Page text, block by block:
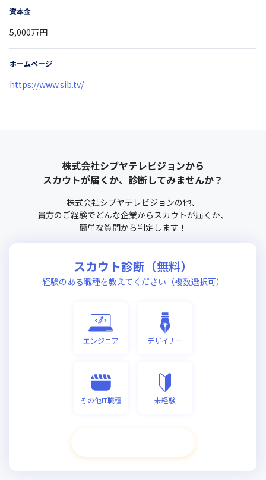
資本金
5,000万円
ホームページ
https://www.sib.tv/
株式会社シブヤテレビジョンから
スカウトが届くか、診断してみませんか？
株式会社シブヤテレビジョンの他、
貴方のご経験でどんな企業からスカウトが届くか、
簡単な質問から判定します！
スカウト診断（無料）
経験のある職種を教えてください（複数選択可）
エンジニア デザイナー
その他IT職種 未経験